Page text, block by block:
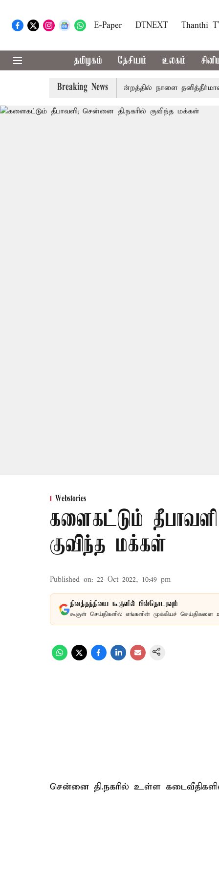
E-Paper DTNEXT Thanthi
தமிழகம் தேசியம் உலகம்
Breaking News
தமிழ்த்தாய் வாழ்த்து: சட்டமன்றத்தில் நாளை தனித்தீர்மானம்
Webstories
களைகட்டும்
குவிந்த மக்கள்
Published on: 22 Oct 2022, 10:49 pm
தினத்தந்தியை கூகுளில் பின்தொடரவும்
கூகுள் செய்திகளில் எங்களின் முக்கியச் செய்திகளை
சென்னை தி.நகரில் உள்ள